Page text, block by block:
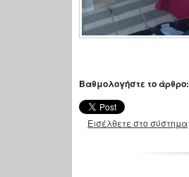
Βαθμολογήστε το άρθρο:
Εισέλθετε στο σύστημα